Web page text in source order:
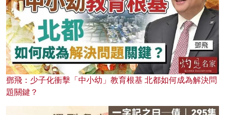
鄧飛：少子化衝擊「中小幼」教育根基 北都如何成為解決問
題關鍵？